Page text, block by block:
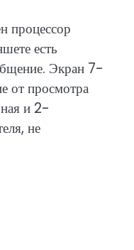
процессор
есть
Экран 7-
от просмотра
и 2-
не